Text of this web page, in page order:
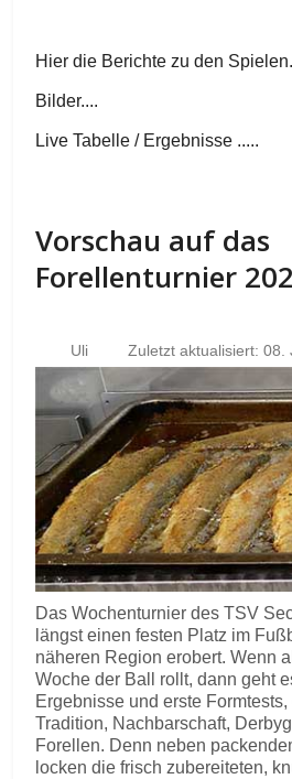
Hier die Berichte zu den
Bilder....
Live Tabelle / Ergebnisse .....
Vorschau auf das
Forellenturnier
Uli Zuletzt aktualisiert: 08.
Das Wochenturnier des TSV
längst einen festen Platz im
näheren Region erobert. Wenn
Woche der Ball rollt, dann geht
Ergebnisse und erste
Tradition, Nachbarschaft,
Forellen. Denn neben
locken die frisch zubereiteten,